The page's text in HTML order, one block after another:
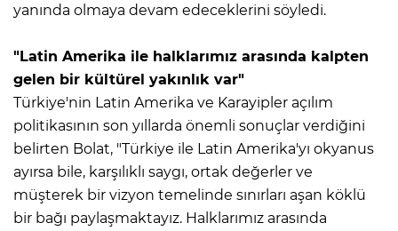
yanında olmaya devam edeceklerini söyledi.
"Latin Amerika ile halklarımız arasında kalpten
gelen bir kültürel yakınlık var"
Türkiye'nin Latin Amerika ve Karayipler açılım
politikasının son yıllarda önemli sonuçlar verdiğini
belirten Bolat, "Türkiye ile Latin Amerika'yı okyanus
ayırsa bile, karşılıklı saygı, ortak değerler ve
müşterek bir vizyon temelinde sınırları aşan köklü
bir bağı paylaşmaktayız. Halklarımız arasında